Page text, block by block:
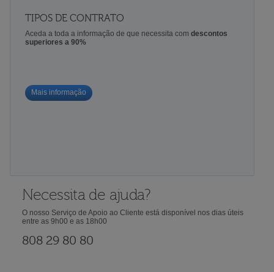
TIPOS DE CONTRATO
Aceda a toda a informação de que necessita com descontos
superiores a 90%
Mais informação
Necessita de ajuda?
O nosso Serviço de Apoio ao Cliente está disponível nos dias úteis
entre as 9h00 e as 18h00
808 29 80 80